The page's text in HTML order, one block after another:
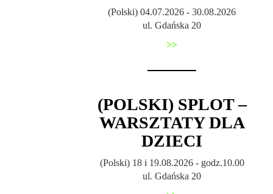
(Polski) 04.07.2026 - 30.08.2026
ul. Gdańska 20
>>
(POLSKI) SPLOT –
WARSZTATY DLA
DZIECI
(Polski) 18 i 19.08.2026 - godz.10.00
ul. Gdańska 20